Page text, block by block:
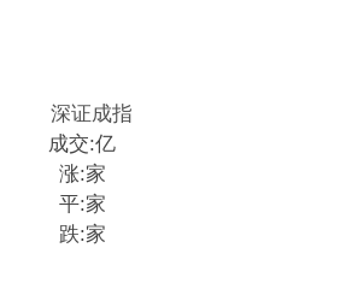
成交:亿
涨:家
平:家
跌:家